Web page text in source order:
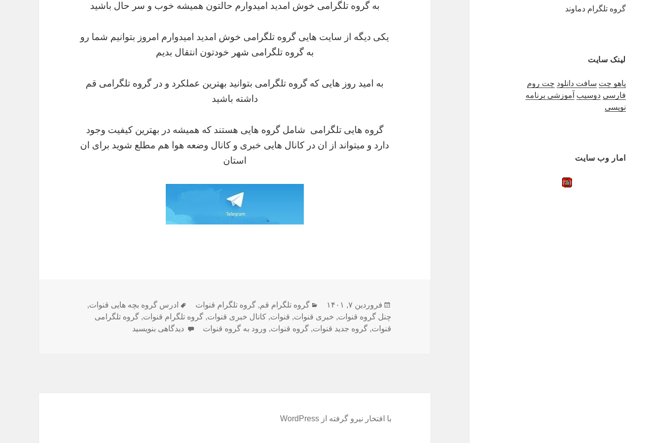
گروه تلگرام دماوند
لینک سایت
یاهو چت سافت دانلود چت روم
فارسی دوسیب آموزشی برنامه
نویسی
امار وب سایت
به گروه تلگرامی خوش امدید امیدوارم حالتون همیشه خوب و سر حال باشید
یکی دیگه از سایت هایی گروه تلگرامی خوش امدید امیدوارم امروز بتوانیم شما رو
به گروه تلگرامی شهر خودتون انتقال بدیم
به امید روز هایی که گروه تلگرامی بتوانید بهترین عملکرد و در گروه تلگرامی قم
داشته باشید
گروه هایی تلگرامی شامل گروه هایی هستند که همیشه در بهترین کیفیت وجود
دارد و میتواند از ان در کانال هایی خبری و کانال وضعه هوا هم مطلع شوید برای ان
استان
ارسال
شده
در
فروردین ۷, ۱۴۰۱ دسته‌ها
گروه تلگرام قم,گروه تلگرام قنوات برچسب‌ها
ادرس گروه بچه هایی قنوات,
چنل گروه قنوات, خبری قنوات, قنوات,کانال خبری قنوات,گروه تلگرام قنوات,گروه تلگرامی
قنوات,گروه جدید قنوات,گروه قنوات, ورود به گروه قنوات برای گروه تلگرام قنوات
دیدگاهی بنویسید
با افتخار نیرو گرفته از WordPress